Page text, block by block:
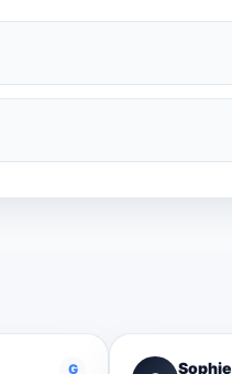
G Sophie